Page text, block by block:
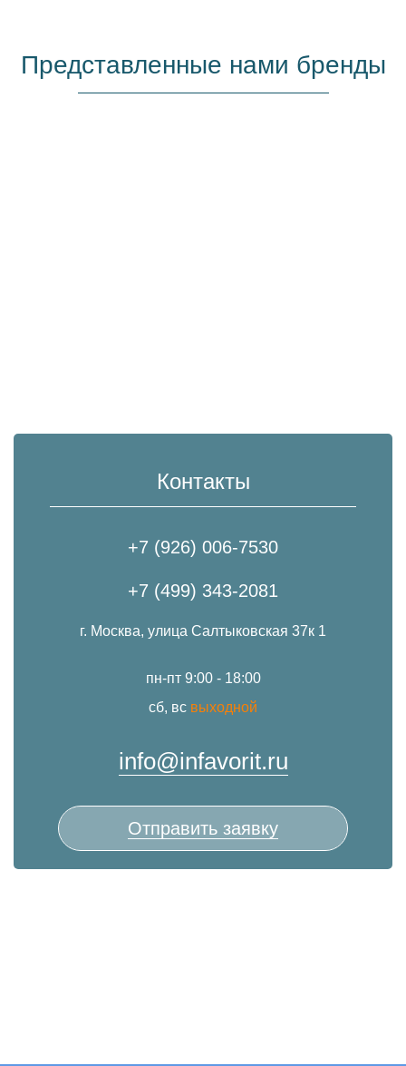
Представленные нами бренды
Контакты
+7 (926) 006-7530
+7 (499) 343-2081
г. Москва, улица Салтыковская 37к 1
пн-пт 9:00 - 18:00
сб, вс выходной
info@infavorit.ru
Отправить заявку